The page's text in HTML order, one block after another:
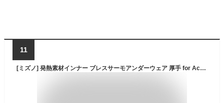
11
[ミズノ] 発熱素材インナー ブレスサーモアンダーウェア 厚手 for Active クルーネック長袖シャツ メンズ ブラック L